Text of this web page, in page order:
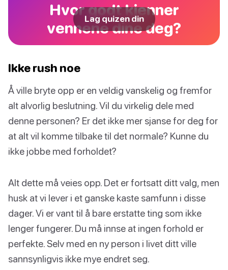
Hvor godt kjenner
vennene dine deg?
Lag quizen din
Ikke rush noe
Å ville bryte opp er en veldig vanskelig og fremfor
alt alvorlig beslutning. Vil du virkelig dele med
denne personen? Er det ikke mer sjanse for deg for
at alt vil komme tilbake til det normale? Kunne du
ikke jobbe med forholdet?
Alt dette må veies opp. Det er fortsatt ditt valg, men
husk at vi lever i et ganske kaste samfunn i disse
dager. Vi er vant til å bare erstatte ting som ikke
lenger fungerer. Du må innse at ingen forhold er
perfekte. Selv med en ny person i livet ditt ville
sannsynligvis ikke mye endret seg.